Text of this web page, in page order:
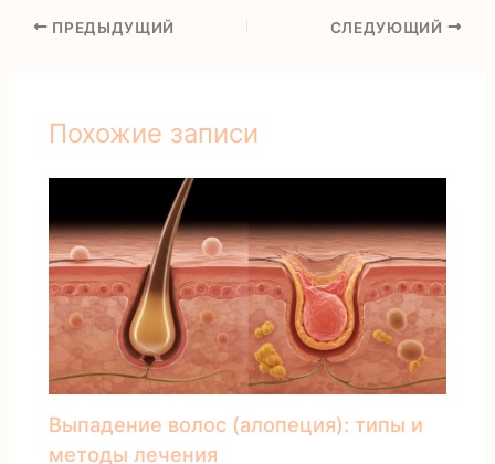
ПРЕДЫДУЩИЙ СЛЕДУЮЩИЙ
Похожие записи
Выпадение волос (алопеция): типы и
методы лечения